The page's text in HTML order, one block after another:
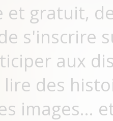
et gratuit,
s'inscrire
aux
des
images...